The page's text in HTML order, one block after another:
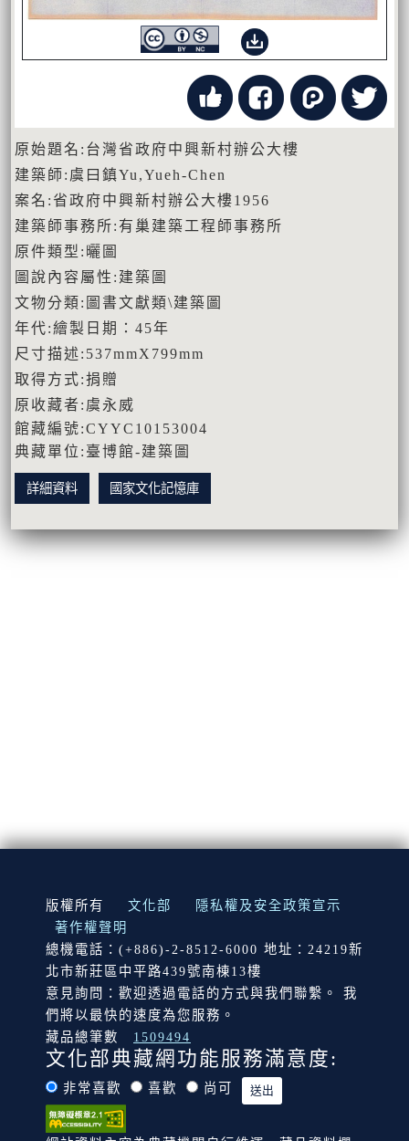
原始題名:台灣省政府中興新村辦公大樓
建築師:虞曰鎮Yu,Yueh-Chen
案名:省政府中興新村辦公大樓1956
建築師事務所:有巢建築工程師事務所
原件類型:曬圖
圖說內容屬性:建築圖
文物分類:圖書文獻類\建築圖
年代:繪製日期：45年
尺寸描述:537mmX799mm
取得方式:捐贈
原收藏者:虞永威
館藏編號:CYYC10153004
典藏單位:臺博館-建築圖
詳細資料 國家文化記憶庫
:::
版權所有 文化部
隱私權及安全政策宣示
著作權聲明
總機電話：(+886)-2-8512-6000 地址：24219新
北市新莊區中平路439號南棟13樓
意見詢問：歡迎透過電話的方式與我們聯繫。 我
們將以最快的速度為您服務。
藏品總筆數
1509494
文化部典藏網功能服務滿意度:
非常喜歡 喜歡 尚可